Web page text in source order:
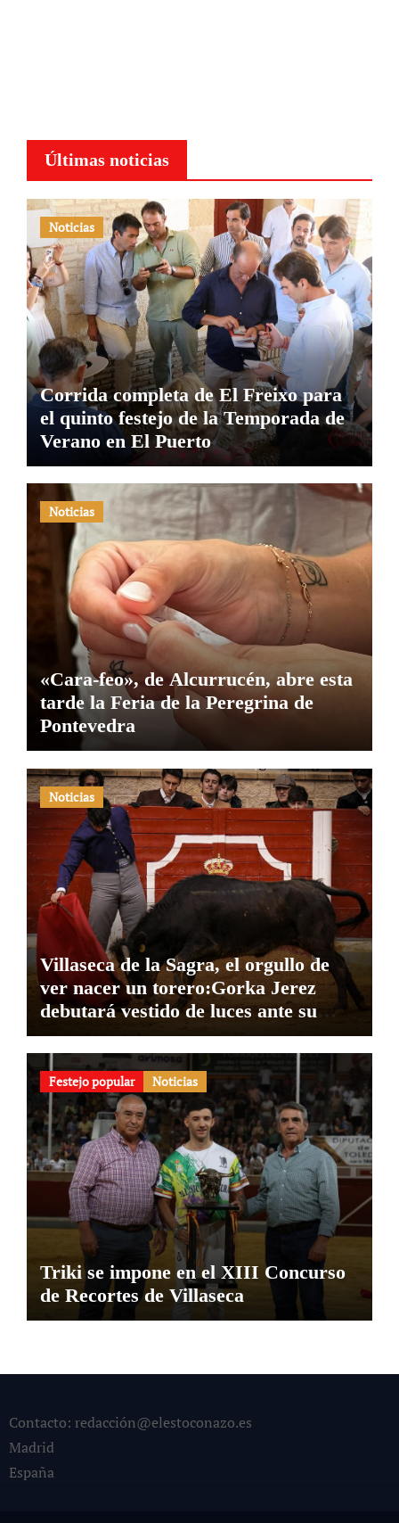
Últimas noticias
Noticias
Corrida completa de El Freixo para
el quinto festejo de la Temporada de
Verano en El Puerto
Noticias
«Cara-feo», de Alcurrucén, abre esta
tarde la Feria de la Peregrina de
Pontevedra
Noticias
Villaseca de la Sagra, el orgullo de
ver nacer un torero:Gorka Jerez
debutará vestido de luces ante su
pueblo
Festejo popular Noticias
Triki se impone en el XIII Concurso
de Recortes de Villaseca
Contacto: redacción@elestoconazo.es
Madrid
España